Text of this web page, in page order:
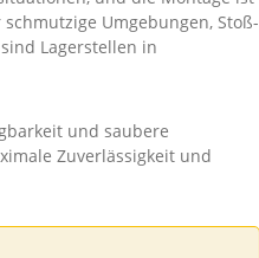
Umgebungen, Stoß-
Lagerstellen in
und saubere
Zuverlässigkeit und